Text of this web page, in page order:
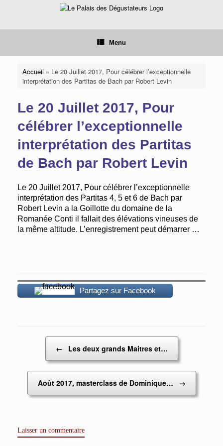
Menu
Accueil » Le 20 Juillet 2017, Pour célébrer l’exceptionnelle
interprétation des Partitas de Bach par Robert Levin
Le 20 Juillet 2017, Pour
célébrer l’exceptionnelle
interprétation des Partitas
de Bach par Robert Levin
Le 20 Juillet 2017, Pour célébrer l’exceptionnelle
interprétation des Partitas 4, 5 et 6 de Bach par
Robert Levin a la Goillotte du domaine de la
Romanée Conti il fallait des élévations vineuses de
la même altitude. L’enregistrement peut démarrer …
Partagez sur Facebook
← Les deux grands Maitres et…
Août 2017, masterclass de Dominique… →
Laisser un commentaire